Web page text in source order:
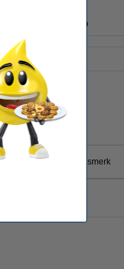
C13T09R34010
Direct leverbaar
garantie op 123inkt huismerk